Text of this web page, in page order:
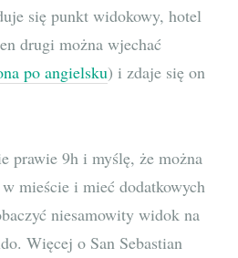
się punkt widokowy, hotel
drugi można wjechać
po angielsku) i zdaje się on
prawie 9h i myślę, że można
w mieście i mieć dodatkowych
niesamowity widok na
Więcej o San Sebastian